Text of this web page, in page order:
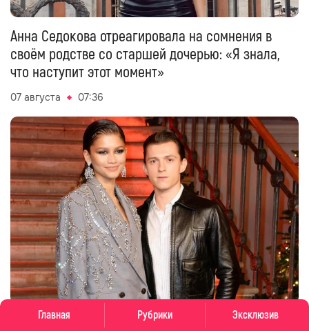
Главная Рубрики Эксклюзив
Анна Седокова отреагировала на сомнения в
своём родстве со старшей дочерью: «Я знала,
что наступит этот момент»
07 августа 07:36
Том Холланд и Зендея впервые появились на